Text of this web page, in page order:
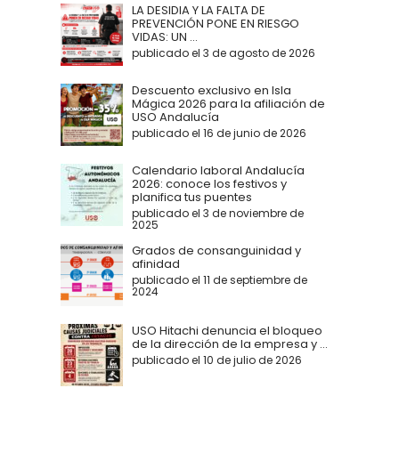
LA DESIDIA Y LA FALTA DE
PREVENCIÓN PONE EN RIESGO
VIDAS: UN ...
publicado el 3 de agosto de 2026
Descuento exclusivo en Isla
Mágica 2026 para la afiliación de
USO Andalucía
publicado el 16 de junio de 2026
Calendario laboral Andalucía
2026: conoce los festivos y
planifica tus puentes
publicado el 3 de noviembre de
2025
Grados de consanguinidad y
afinidad
publicado el 11 de septiembre de
2024
USO Hitachi denuncia el bloqueo
de la dirección de la empresa y ...
publicado el 10 de julio de 2026